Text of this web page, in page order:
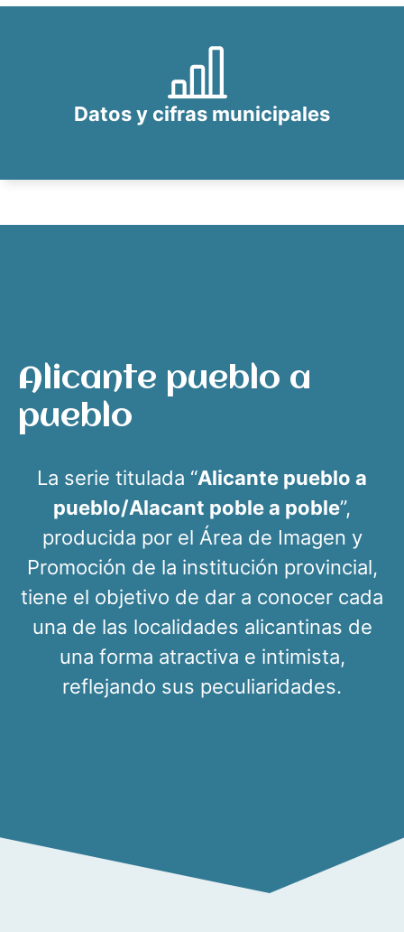
Datos y cifras municipales
Alicante pueblo a
pueblo
La serie titulada “Alicante pueblo a
pueblo/Alacant poble a poble”,
producida por el Área de Imagen y
Promoción de la institución provincial,
tiene el objetivo de dar a conocer cada
una de las localidades alicantinas de
una forma atractiva e intimista,
reflejando sus peculiaridades.